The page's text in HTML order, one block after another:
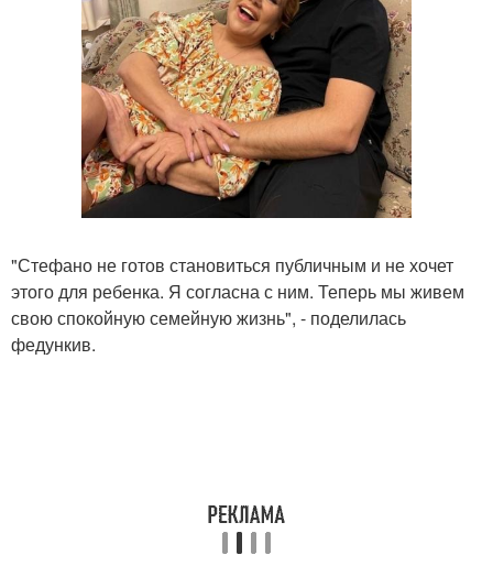
"Стефано не готов становиться публичным и не хочет
этого для ребенка. Я согласна с ним. Теперь мы живем
свою спокойную семейную жизнь", - поделилась
федункив.